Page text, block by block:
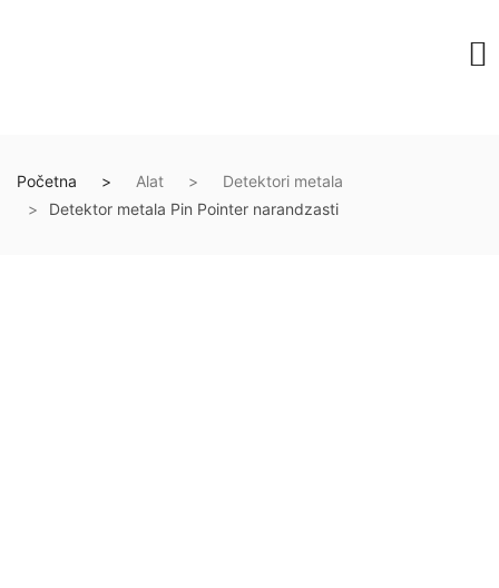
Početna Alat
Detektori metala
Detektor metala Pin Pointer narandzasti